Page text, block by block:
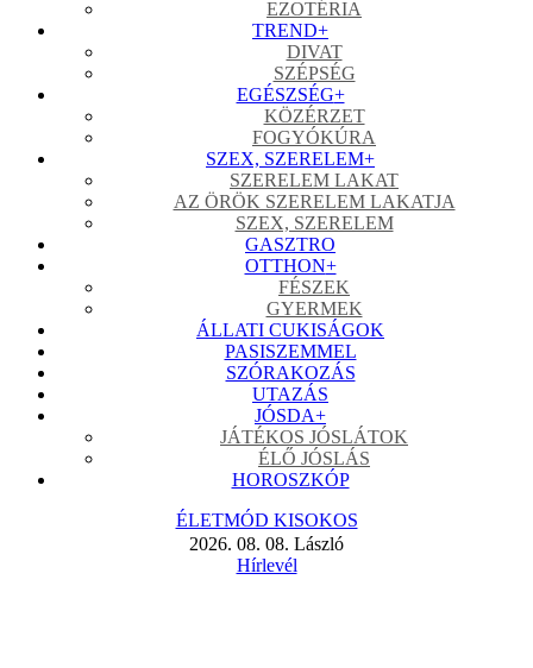
EZOTÉRIA
TREND+
DIVAT
SZÉPSÉG
EGÉSZSÉG+
KÖZÉRZET
FOGYÓKÚRA
SZEX, SZERELEM+
SZERELEM LAKAT
AZ ÖRÖK SZERELEM LAKATJA
SZEX, SZERELEM
GASZTRO
OTTHON+
FÉSZEK
GYERMEK
ÁLLATI CUKISÁGOK
PASISZEMMEL
SZÓRAKOZÁS
UTAZÁS
JÓSDA+
JÁTÉKOS JÓSLÁTOK
ÉLŐ JÓSLÁS
HOROSZKÓP
ÉLETMÓD KISOKOS
2026. 08. 08. László
Hírlevél